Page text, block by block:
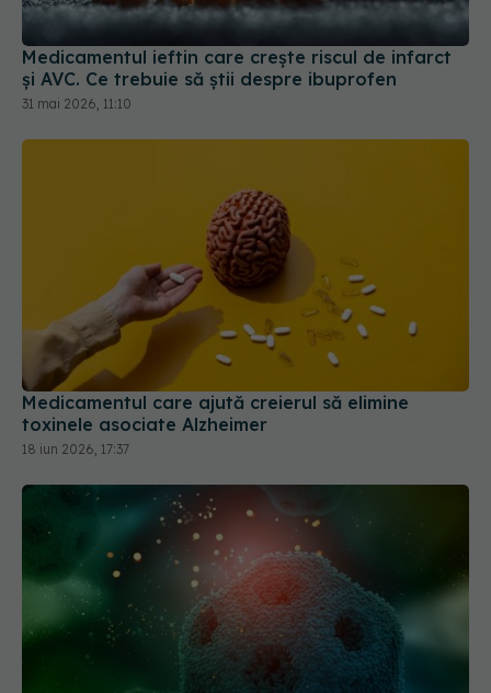
31 mai 2026, 11:10
Medicamentul care ajută creierul să elimine
toxinele asociate Alzheimer
18 iun 2026, 17:37
Tratamentul care elimină tumorile și blochează
rezistența la medicamente